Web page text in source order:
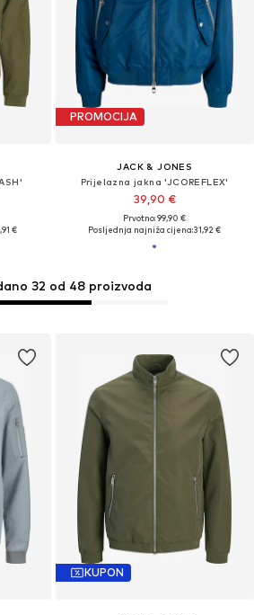
€
PROMOCIJA
JACK & JONES
Prijelazna jakna 'JCOREFLEX'
39,90 €
Prvotno: 99,90 €
Posljednja najniža cijena:31,92 €
KUPON
32 od 48 proizvoda